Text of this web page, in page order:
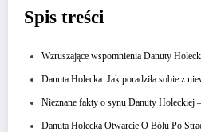
Spis treści
Wzruszające wspomnienia Danuty
Danuta Holecka: Jak poradziła sobie z
Nieznane fakty o synu Danuty Holeckiej
Danuta Holecka Otwarcie O Bólu Po